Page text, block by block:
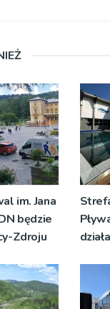
im. Jana
będzie
Zdroju